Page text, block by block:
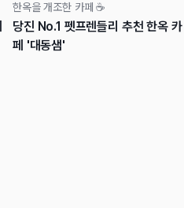
한옥을 개조한 카페 ☕
당진 No.1 펫프렌들리 추천 한옥 카
페 '대동샘'